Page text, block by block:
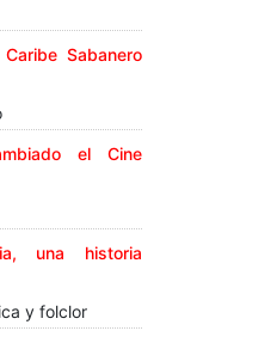
Sabanero
el Cine
una historia
y folclor